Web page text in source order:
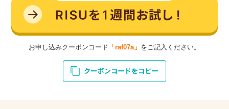
お申し込みクーポンコード 「raf07a」 をご記入ください。